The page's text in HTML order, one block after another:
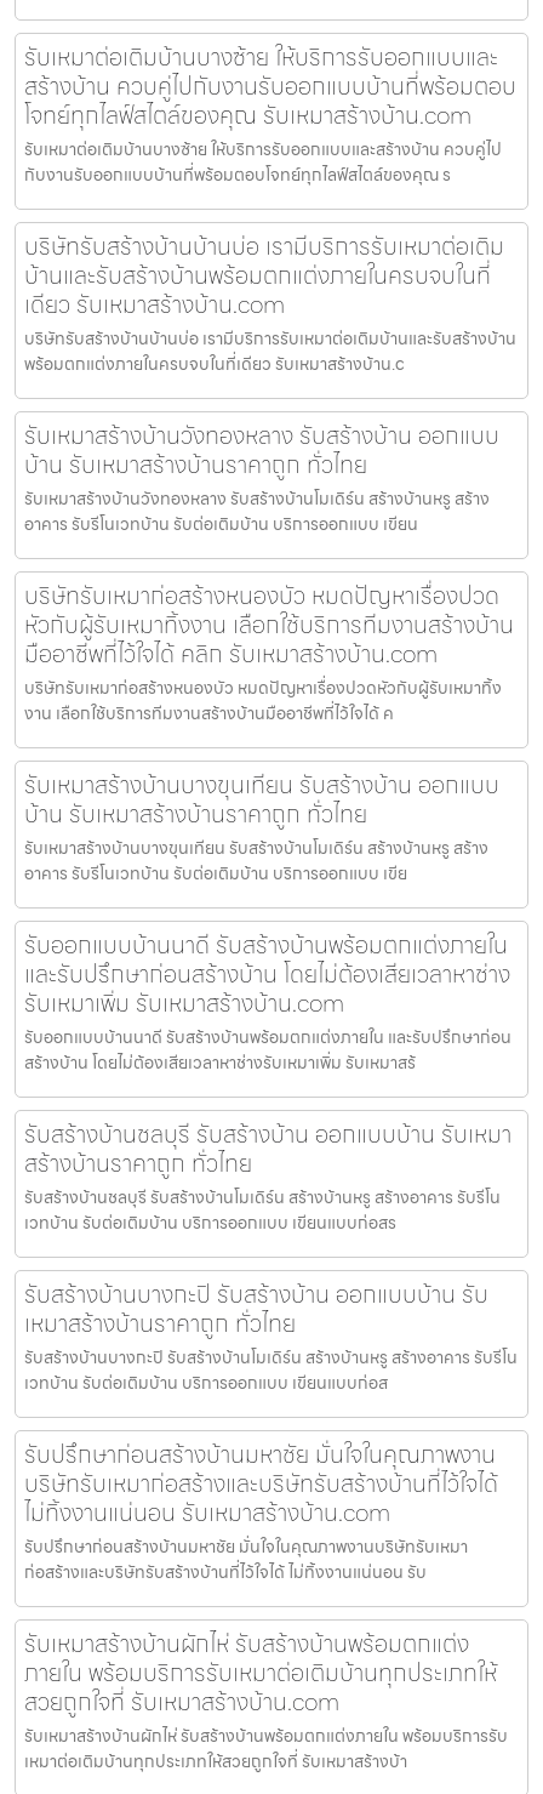
รับเหมาต่อเติมบ้านบางซ้าย ให้บริการรับออกแบบและ
สร้างบ้าน ควบคู่ไปกับงานรับออกแบบบ้านที่พร้อมตอบ
โจทย์ทุกไลฟ์สไตล์ของคุณ รับเหมาสร้างบ้าน.com
รับเหมาต่อเติมบ้านบางซ้าย ให้บริการรับออกแบบและสร้างบ้าน ควบคู่ไป
กับงานรับออกแบบบ้านที่พร้อมตอบโจทย์ทุกไลฟ์สไตล์ของคุณ ร
บริษัทรับสร้างบ้านบ้านบ่อ เรามีบริการรับเหมาต่อเติม
บ้านและรับสร้างบ้านพร้อมตกแต่งภายในครบจบในที่
เดียว รับเหมาสร้างบ้าน.com
บริษัทรับสร้างบ้านบ้านบ่อ เรามีบริการรับเหมาต่อเติมบ้านและรับสร้างบ้าน
พร้อมตกแต่งภายในครบจบในที่เดียว รับเหมาสร้างบ้าน.c
รับเหมาสร้างบ้านวังทองหลาง รับสร้างบ้าน ออกแบบ
บ้าน รับเหมาสร้างบ้านราคาถูก ทั่วไทย
รับเหมาสร้างบ้านวังทองหลาง รับสร้างบ้านโมเดิร์น สร้างบ้านหรู สร้าง
อาคาร รับรีโนเวทบ้าน รับต่อเติมบ้าน บริการออกแบบ เขียน
บริษัทรับเหมาก่อสร้างหนองบัว หมดปัญหาเรื่องปวด
หัวกับผู้รับเหมาทิ้งงาน เลือกใช้บริการทีมงานสร้างบ้าน
มืออาชีพที่ไว้ใจได้ คลิก รับเหมาสร้างบ้าน.com
บริษัทรับเหมาก่อสร้างหนองบัว หมดปัญหาเรื่องปวดหัวกับผู้รับเหมาทิ้ง
งาน เลือกใช้บริการทีมงานสร้างบ้านมืออาชีพที่ไว้ใจได้ ค
รับเหมาสร้างบ้านบางขุนเทียน รับสร้างบ้าน ออกแบบ
บ้าน รับเหมาสร้างบ้านราคาถูก ทั่วไทย
รับเหมาสร้างบ้านบางขุนเทียน รับสร้างบ้านโมเดิร์น สร้างบ้านหรู สร้าง
อาคาร รับรีโนเวทบ้าน รับต่อเติมบ้าน บริการออกแบบ เขีย
รับออกแบบบ้านนาดี รับสร้างบ้านพร้อมตกแต่งภายใน
และรับปรึกษาก่อนสร้างบ้าน โดยไม่ต้องเสียเวลาหาช่าง
รับเหมาเพิ่ม รับเหมาสร้างบ้าน.com
รับออกแบบบ้านนาดี รับสร้างบ้านพร้อมตกแต่งภายใน และรับปรึกษาก่อน
สร้างบ้าน โดยไม่ต้องเสียเวลาหาช่างรับเหมาเพิ่ม รับเหมาสร้
รับสร้างบ้านชลบุรี รับสร้างบ้าน ออกแบบบ้าน รับเหมา
สร้างบ้านราคาถูก ทั่วไทย
รับสร้างบ้านชลบุรี รับสร้างบ้านโมเดิร์น สร้างบ้านหรู สร้างอาคาร รับรีโน
เวทบ้าน รับต่อเติมบ้าน บริการออกแบบ เขียนแบบก่อสร
รับสร้างบ้านบางกะปิ รับสร้างบ้าน ออกแบบบ้าน รับ
เหมาสร้างบ้านราคาถูก ทั่วไทย
รับสร้างบ้านบางกะปิ รับสร้างบ้านโมเดิร์น สร้างบ้านหรู สร้างอาคาร รับรีโน
เวทบ้าน รับต่อเติมบ้าน บริการออกแบบ เขียนแบบก่อส
รับปรึกษาก่อนสร้างบ้านมหาชัย มั่นใจในคุณภาพงาน
บริษัทรับเหมาก่อสร้างและบริษัทรับสร้างบ้านที่ไว้ใจได้
ไม่ทิ้งงานแน่นอน รับเหมาสร้างบ้าน.com
รับปรึกษาก่อนสร้างบ้านมหาชัย มั่นใจในคุณภาพงานบริษัทรับเหมา
ก่อสร้างและบริษัทรับสร้างบ้านที่ไว้ใจได้ ไม่ทิ้งงานแน่นอน รับ
รับเหมาสร้างบ้านผักไห่ รับสร้างบ้านพร้อมตกแต่ง
ภายใน พร้อมบริการรับเหมาต่อเติมบ้านทุกประเภทให้
สวยถูกใจที่ รับเหมาสร้างบ้าน.com
รับเหมาสร้างบ้านผักไห่ รับสร้างบ้านพร้อมตกแต่งภายใน พร้อมบริการรับ
เหมาต่อเติมบ้านทุกประเภทให้สวยถูกใจที่ รับเหมาสร้างบ้า